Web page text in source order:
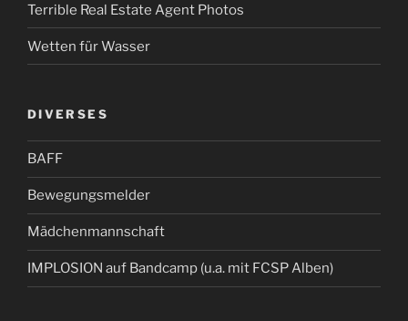
Terrible Real Estate Agent Photos
Wetten für Wasser
DIVERSES
BAFF
Bewegungsmelder
Mädchenmannschaft
IMPLOSION auf Bandcamp (u.a. mit FCSP Alben)